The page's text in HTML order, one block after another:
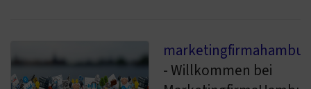
- Willkommen bei